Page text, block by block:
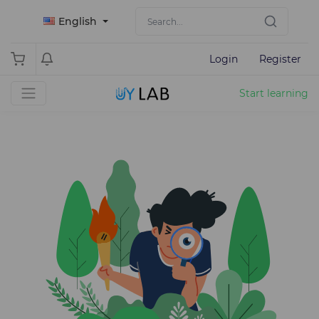
English
Login Register
Start learning